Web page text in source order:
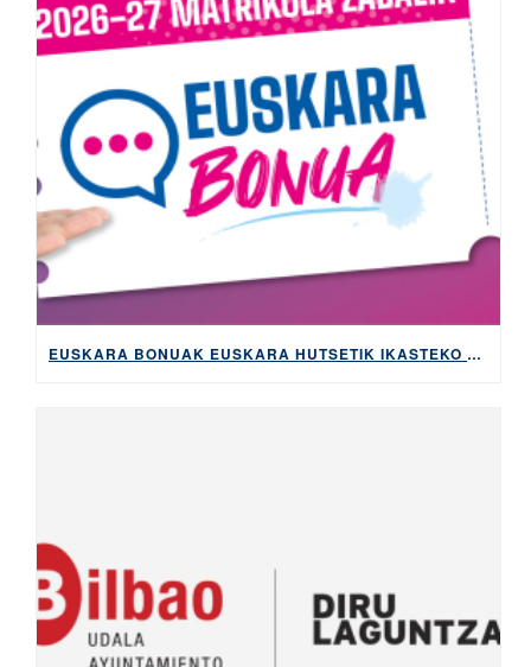
EUSKARA BONUAK EUSKARA HUTSETIK IKASTEKO KOSTUA ETA BUROKRAZIA MURRIZTUKO DITU